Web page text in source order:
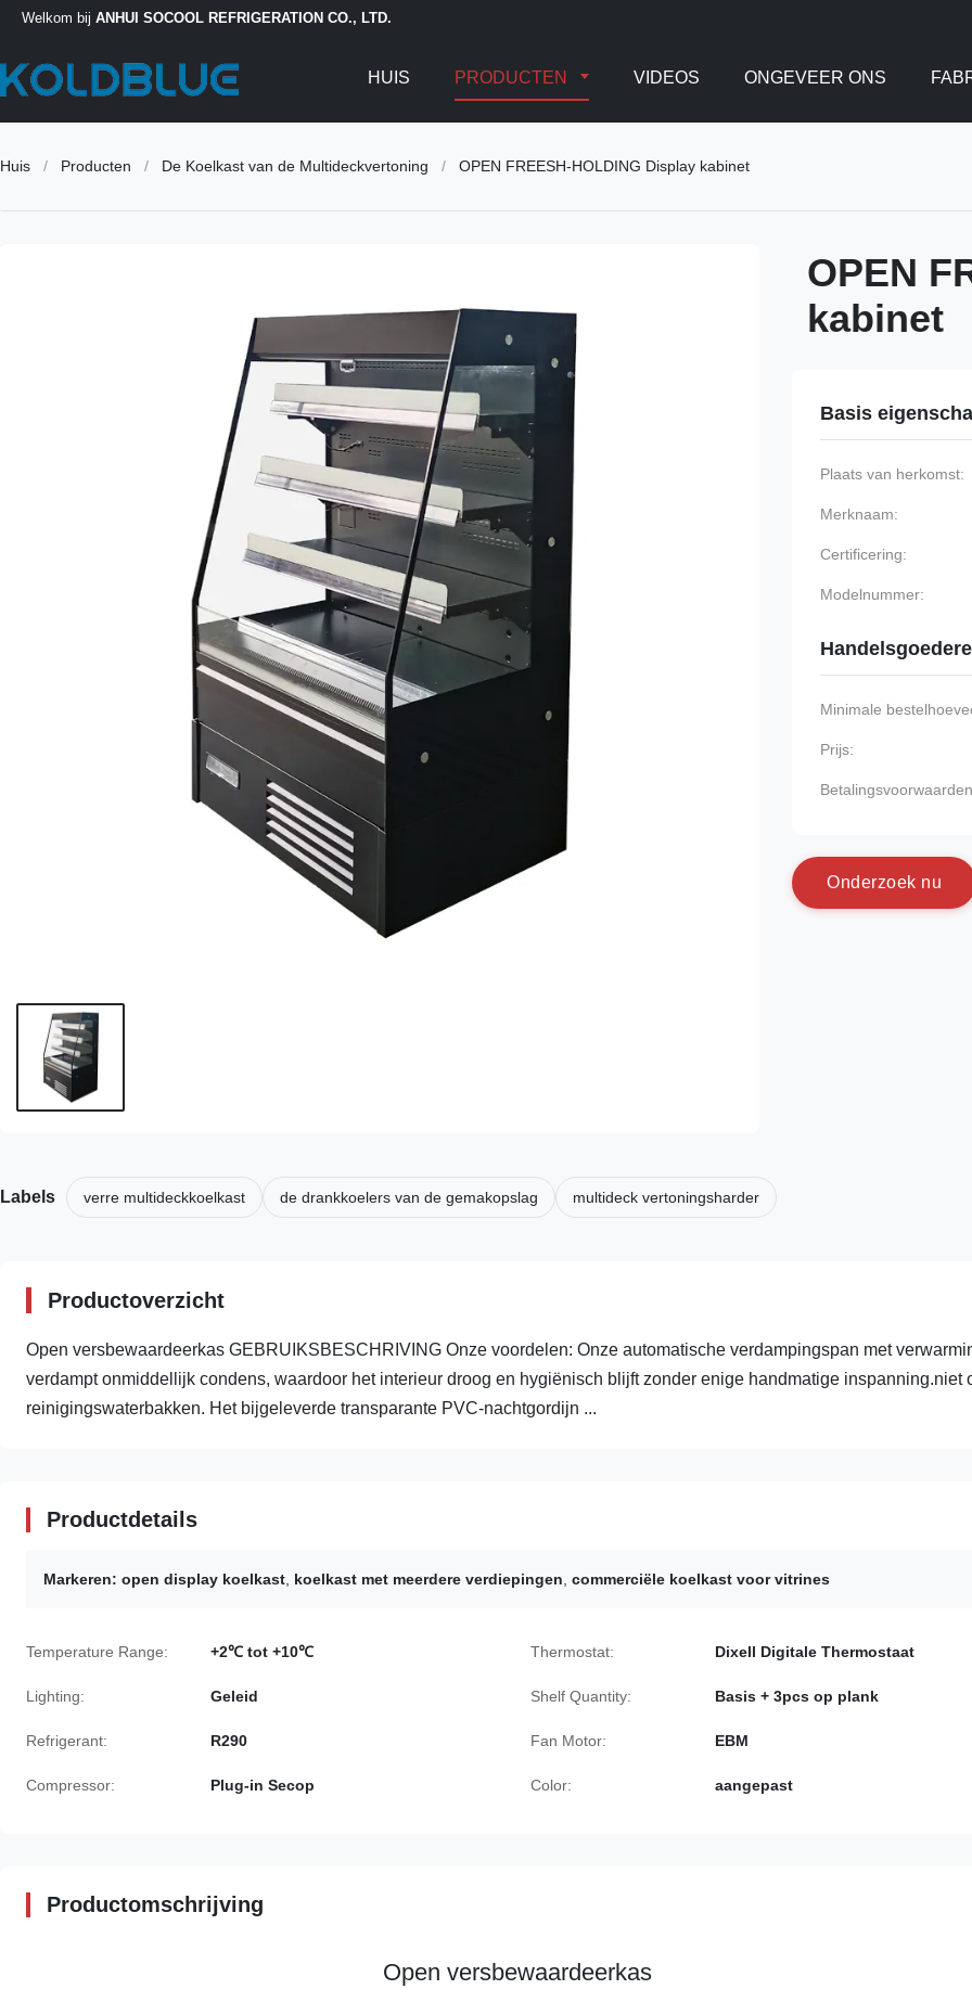
Welkom bij ANHUI SOCOOL REFRIGERATION CO., LTD.
HUIS PRODUCTEN VIDEOS ONGEVEER ONS
Huis / Producten / De Koelkast van de Multideckvertoning / OPEN FREESH-HOLDING Display kabinet
OPEN
kabinet
Basis
Plaats van herkomst:
Merknaam:
Certificering:
Modelnummer:
Minimale
Prijs:
Onderzoek nu
Labels verre multideckkoelkast de drankkoelers van de gemakopslag multideck vertoningsharder
Productoverzicht
Open versbewaardeerkas GEBRUIKSBESCHRIVING Onze voordelen: Onze automatische verdampingspan met
verdampt onmiddellijk condens, waardoor het interieur droog en hygiënisch blijft zonder enige handmatige inspanning.niet
reinigingswaterbakken. Het bijgeleverde transparante PVC-nachtgordijn ...
Productdetails
Markeren: open display koelkast koelkast met meerdere verdiepingen commerciële koelkast voor vitrines
Temperature Range: +2℃ tot +10℃ Thermostat: Dixell Digitale Thermostaat
Lighting: Geleid Shelf Quantity: Basis + 3pcs op plank
Refrigerant: R290 Fan Motor: EBM
Compressor: Plug-in Secop Color: aangepast
Productomschrijving
Open versbewaardeerkas